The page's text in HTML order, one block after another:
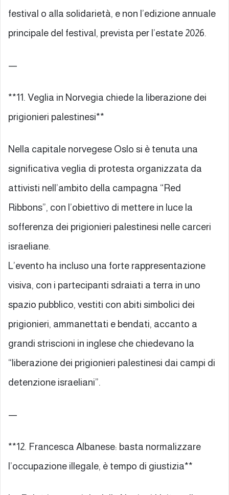
festival o alla solidarietà, e non l’edizione annuale
principale del festival, prevista per l’estate 2026.
—
**11. Veglia in Norvegia chiede la liberazione dei
prigionieri palestinesi**
Nella capitale norvegese Oslo si è tenuta una
significativa veglia di protesta organizzata da
attivisti nell’ambito della campagna “Red
Ribbons”, con l’obiettivo di mettere in luce la
sofferenza dei prigionieri palestinesi nelle carceri
israeliane.
L’evento ha incluso una forte rappresentazione
visiva, con i partecipanti sdraiati a terra in uno
spazio pubblico, vestiti con abiti simbolici dei
prigionieri, ammanettati e bendati, accanto a
grandi striscioni in inglese che chiedevano la
“liberazione dei prigionieri palestinesi dai campi di
detenzione israeliani”.
—
**12. Francesca Albanese: basta normalizzare
l’occupazione illegale, è tempo di giustizia**